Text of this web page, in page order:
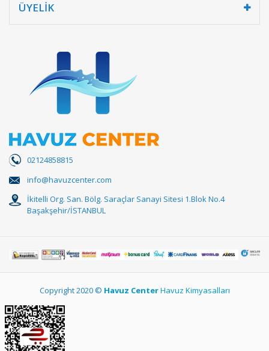
ÜYELİK
02124858815
info@havuzcenter.com
İkitelli Org. San. Bölg. Saraçlar Sanayi Sitesi 1.Blok No.4
Başakşehir/İSTANBUL
Copyright 2020 © Havuz CenterHavuz Kimyasalları